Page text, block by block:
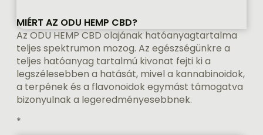
MIÉRT AZ ODU HEMP CBD?
Az ODU HEMP CBD olajának hatóanyagtartalma
teljes spektrumon mozog. Az egészségünkre a
teljes hatóanyag tartalmú kivonat fejti ki a
legszélesebben a hatását, mivel a kannabinoidok,
a terpének és a flavonoidok egymást támogatva
bizonyulnak a legeredményesebbnek.
*